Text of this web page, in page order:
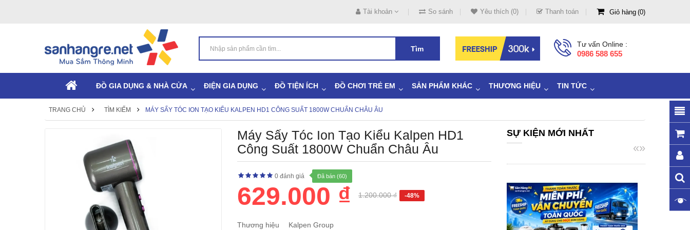
Tài khoản So sánh Yêu thích (0) Thanh toán Giỏ hàng 0
Tìm
Tư vấn Online :
0986 588 655
ĐỒ GIA DỤNG & NHÀ CỬA ĐIỆN GIA DỤNG ĐỒ TIỆN ÍCH ĐỒ CHƠI TRẺ EM SẢN PHẨM KHÁC THƯƠNG HIỆU TIN TỨC
TRANG CHỦ TÌM KIẾM MÁY SẤY TÓC ION TẠO KIỂU KALPEN HD1 CÔNG SUẤT 1800W CHUẨN CHÂU ÂU
Máy Sấy Tóc Ion Tạo Kiểu Kalpen HD1
Công Suất 1800W Chuẩn Châu Âu
0 đánh giá Đã bán (60)
629.000 ₫ 1.200.000 ₫ -48%
Thương hiệu
Kalpen Group
SỰ KIỆN MỚI NHẤT
«»